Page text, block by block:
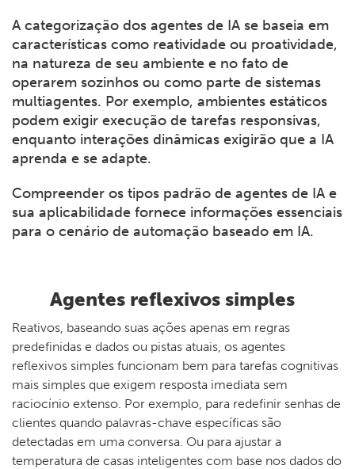
A categorização dos agentes de IA se baseia em
características como reatividade ou proatividade,
na natureza de seu ambiente e no fato de
operarem sozinhos ou como parte de sistemas
multiagentes. Por exemplo, ambientes estáticos
podem exigir execução de tarefas responsivas,
enquanto interações dinâmicas exigirão que a IA
aprenda e se adapte.
Compreender os tipos padrão de agentes de IA e
sua aplicabilidade fornece informações essenciais
para o cenário de automação baseado em IA.
Agentes reflexivos simples
Reativos, baseando suas ações apenas em regras
predefinidas e dados ou pistas atuais, os agentes
reflexivos simples funcionam bem para tarefas cognitivas
mais simples que exigem resposta imediata sem
raciocínio extenso. Por exemplo, para redefinir senhas de
clientes quando palavras-chave específicas são
detectadas em uma conversa. Ou para ajustar a
temperatura de casas inteligentes com base nos dados do